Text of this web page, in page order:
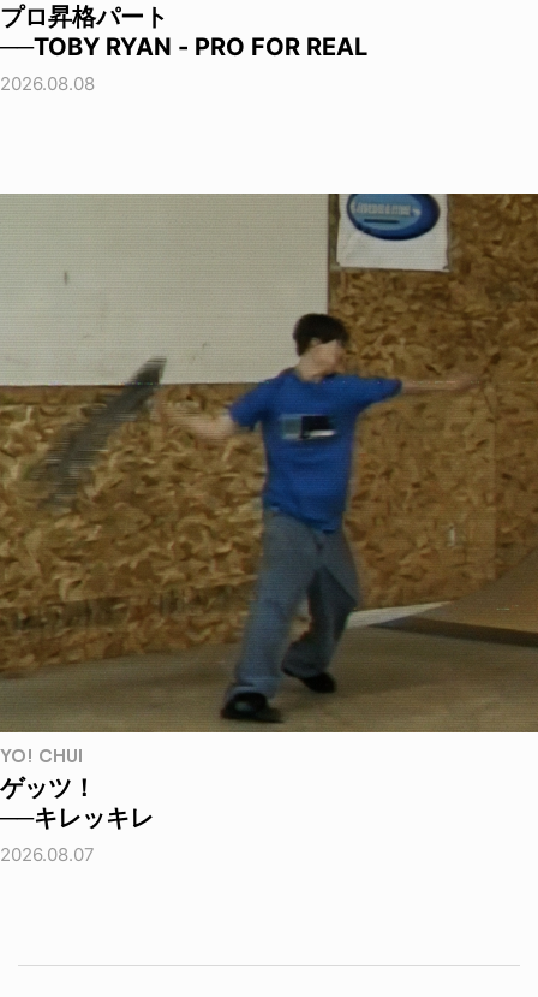
プロ昇格パート
──TOBY RYAN - PRO FOR REAL
2026.08.08
YO! CHUI
ゲッツ！
──キレッキレ
2026.08.07